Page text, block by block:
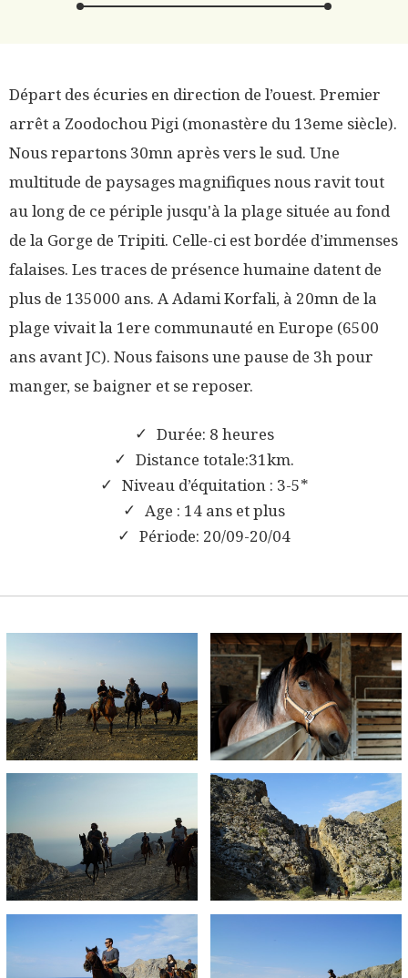
Départ des écuries en direction de l’ouest. Premier
arrêt a Zoodochou Pigi (monastère du 13eme siècle).
Nous repartons 30mn après vers le sud. Une
multitude de paysages magnifiques nous ravit tout
au long de ce périple jusqu'à la plage située au fond
de la Gorge de Tripiti. Celle-ci est bordée d’immenses
falaises. Les traces de présence humaine datent de
plus de 135000 ans. A Adami Korfali, à 20mn de la
plage vivait la 1ere communauté en Europe (6500
ans avant JC). Nous faisons une pause de 3h pour
manger, se baigner et se reposer.
Durée: 8 heures
Distance totale:31km.
Niveau d’équitation : 3-5*
Age : 14 ans et plus
Période: 20/09-20/04